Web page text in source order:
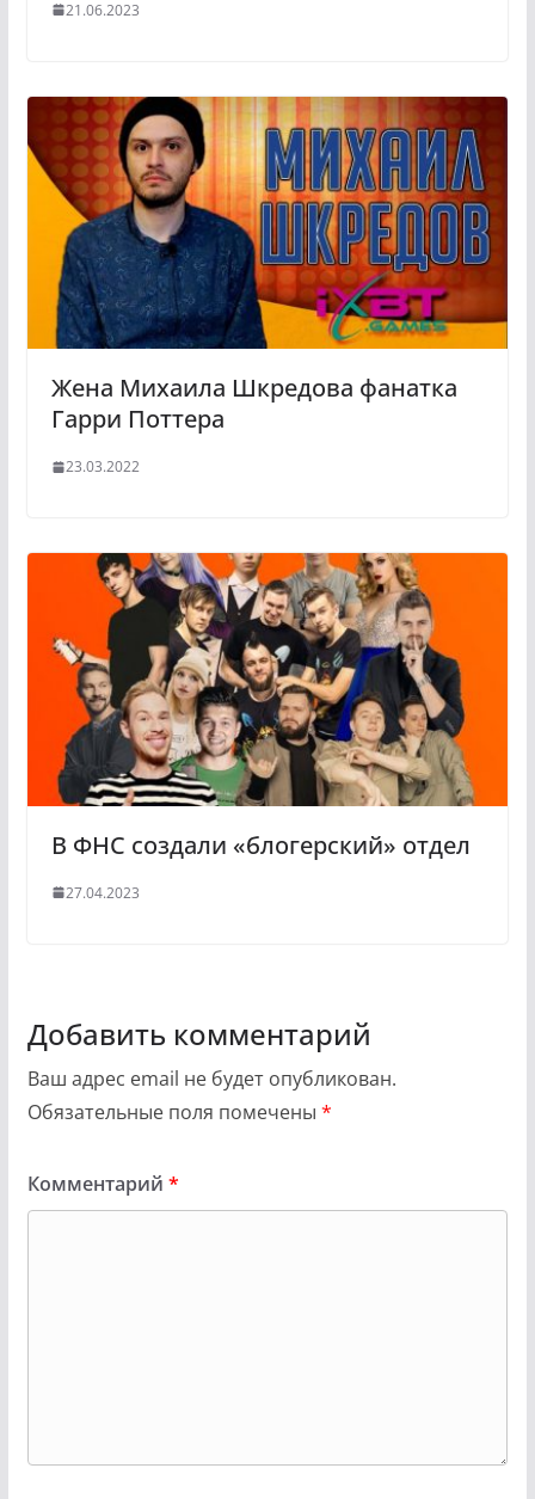
21.06.2023
Жена Михаила Шкредова фанатка
Гарри Поттера
23.03.2022
В ФНС создали «блогерский» отдел
27.04.2023
Добавить комментарий
Ваш адрес email не будет опубликован.
Обязательные поля помечены *
Комментарий *